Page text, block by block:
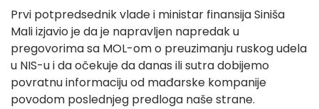
Prvi potpredsednik vlade i ministar finansija Siniša
Mali izjavio je da je napravljen napredak u
pregovorima sa MOL-om o preuzimanju ruskog udela
u NIS-u i da očekuje da danas ili sutra dobijemo
povratnu informaciju od mađarske kompanije
povodom poslednjeg predloga naše strane.